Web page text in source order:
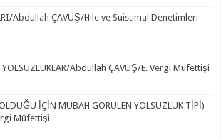
Abdullah ÇAVUŞ/Hile ve Suistimal Denetimleri
YOLSUZLUKLAR/Abdullah ÇAVUŞ/E. Vergi Müfettişi
İÇİN MÜBAH GÖRÜLEN YOLSUZLUK TİPİ)
Müfettişi